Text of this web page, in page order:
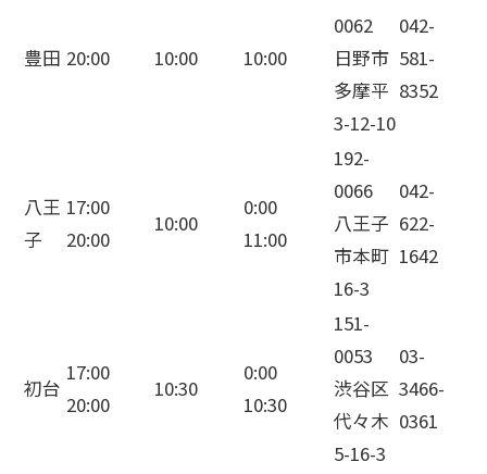
豊田 20:00 10:00 10:00
0062
日野市
多摩平
3-12-10
042-
581-
8352
八王
子
17:00
20:00
10:00
0:00
11:00
192-
0066
八王子
市本町
16-3
042-
622-
1642
初台
17:00
20:00
10:30
0:00
10:30
151-
0053
渋谷区
代々木
5-16-3
03-
3466-
0361